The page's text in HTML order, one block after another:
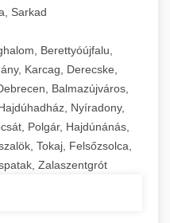
Sarkad
Berettyóújfalu,
Karcag, Derecske,
Balmazújváros,
Nyíradony,
Polgár, Hajdúnánás,
Tokaj, Felsőzsolca,
Zalaszentgrót